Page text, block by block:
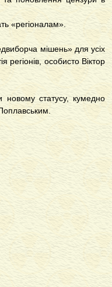
«регіоналам».
мішень» для усіх
особисто Віктор
новому статусу, кумедно